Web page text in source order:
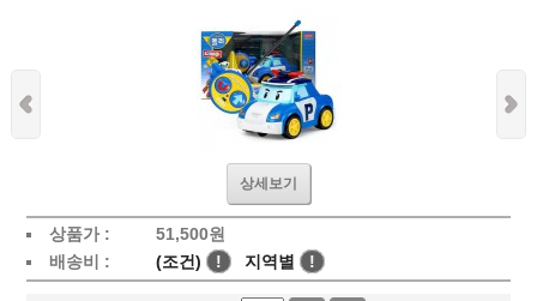
상세보기
상품가 : 51,500원
배송비 :
(조건) ! 지역별 !